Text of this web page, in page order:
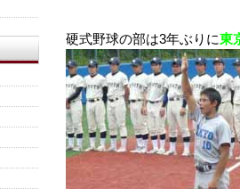
硬式野球の部は3年ぶりに東